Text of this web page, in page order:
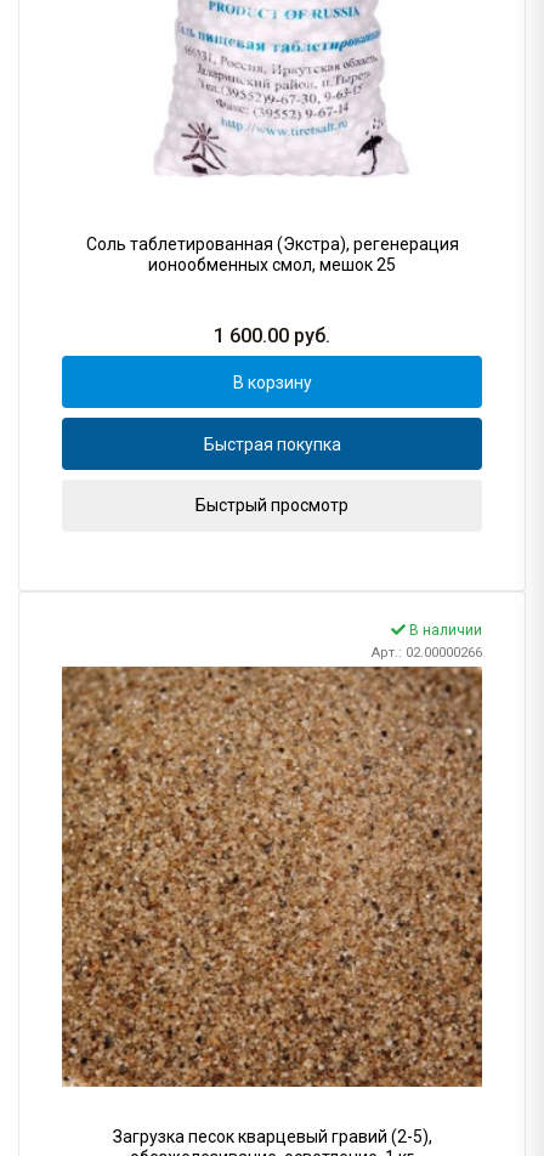
Соль таблетированная (Экстра), регенерация
ионообменных смол, мешок 25
1 600.00 руб.
В корзину
Быстрая покупка
Быстрый просмотр
В наличии
Арт.: 02.00000266
Загрузка песок кварцевый гравий (2-5),